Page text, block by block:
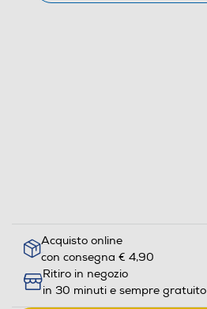
1/5
Acquisto online
con consegna € 4,90
Ritiro in negozio
in 30 minuti e sempre gratuito